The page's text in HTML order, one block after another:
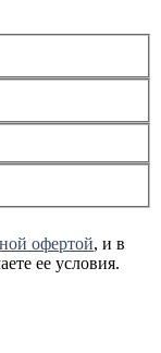
офертой, и в
ее условия.